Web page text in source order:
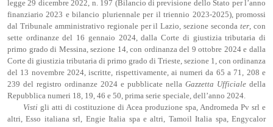
legge 29 dicembre 2022, n. 197 (Bilancio di previsione dello Stato per l’anno
finanziario 2023 e bilancio pluriennale per il triennio 2023-2025), promossi
dal Tribunale amministrativo regionale per il Lazio, sezione secondater, con
sette ordinanze del 16 gennaio 2024, dalla Corte di giustizia tributaria di
primo grado di Messina, sezione 14, con ordinanza del 9 ottobre 2024 e dalla
Corte di giustizia tributaria di primo grado di Trieste, sezione 1, con ordinanza
del 13 novembre 2024, iscritte, rispettivamente, ai numeri da 65 a 71, 208 e
239 del registro ordinanze 2024 e pubblicate nella Gazzetta Ufficiale della
Repubblica numeri 18, 19, 46 e 50, prima serie speciale, dell’anno 2024.
Visti gli atti di costituzione di Acea produzione spa, Andromeda Pv srl e
altri, Esso italiana srl, Engie Italia spa e altri, Tamoil Italia spa, Engycalor